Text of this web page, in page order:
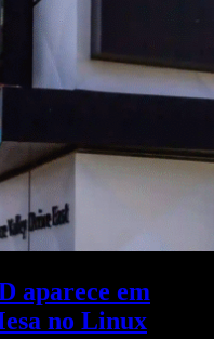
aparece em
no Linux